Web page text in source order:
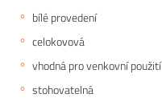
bílé provedení
celokovová
vhodná pro venkovní použití
stohovatelná